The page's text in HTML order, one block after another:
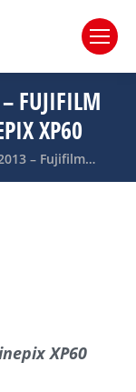
FUJIFILM
XP60
– Fujifilm…
XP60